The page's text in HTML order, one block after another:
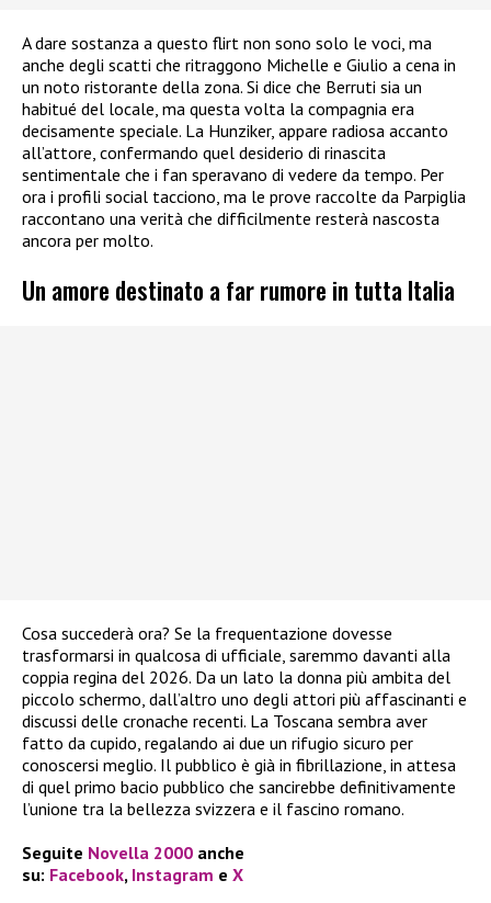
A dare sostanza a questo flirt non sono solo le voci, ma
anche degli scatti che ritraggono Michelle e Giulio a cena in
un noto ristorante della zona. Si dice che Berruti sia un
habitué del locale, ma questa volta la compagnia era
decisamente speciale. La Hunziker, appare radiosa accanto
all’attore, confermando quel desiderio di rinascita
sentimentale che i fan speravano di vedere da tempo. Per
ora i profili social tacciono, ma le prove raccolte da Parpiglia
raccontano una verità che difficilmente resterà nascosta
ancora per molto.
Un amore destinato a far rumore in tutta Italia
Cosa succederà ora? Se la frequentazione dovesse
trasformarsi in qualcosa di ufficiale, saremmo davanti alla
coppia regina del 2026. Da un lato la donna più ambita del
piccolo schermo, dall’altro uno degli attori più affascinanti e
discussi delle cronache recenti. La Toscana sembra aver
fatto da cupido, regalando ai due un rifugio sicuro per
conoscersi meglio. Il pubblico è già in fibrillazione, in attesa
di quel primo bacio pubblico che sancirebbe definitivamente
l’unione tra la bellezza svizzera e il fascino romano.
Seguite Novella 2000 anche
su: Facebook, Instagram e X